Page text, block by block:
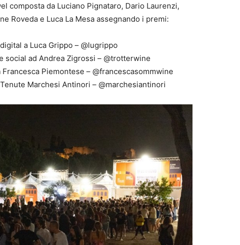
composta da Luciano Pignataro, Dario Laurenzi,
Roveda e Luca La Mesa assegnando i premi:
a Luca Grippo – @lugrippo
ad Andrea Zigrossi – @trotterwine
Piemontese – @francescasommwine
Marchesi Antinori – @marchesiantinori